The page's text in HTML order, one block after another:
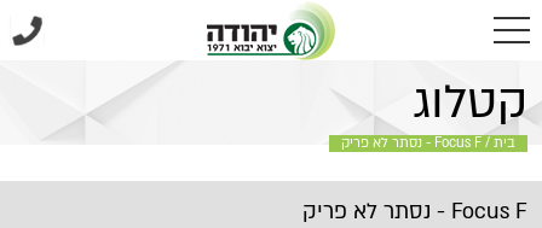
בית
קטלוג
בית / Focus F - נסתר לא פריק
Focus F - נסתר לא פריק